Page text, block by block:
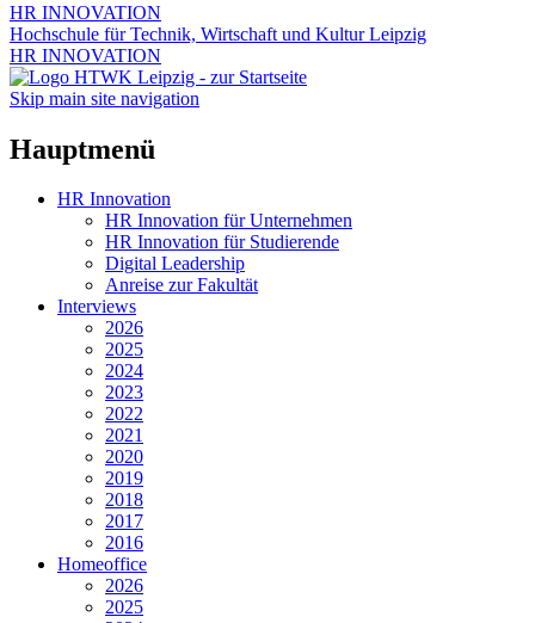
HR INNOVATION
Hochschule für Technik, Wirtschaft und Kultur Leipzig
HR INNOVATION
Skip main site navigation
Hauptmenü
HR Innovation
HR Innovation für Unternehmen
HR Innovation für Studierende
Digital Leadership
Anreise zur Fakultät
Interviews
2026
2025
2024
2023
2022
2021
2020
2019
2018
2017
2016
Homeoffice
2026
2025